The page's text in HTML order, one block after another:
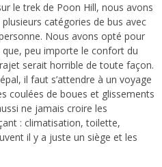
le trek de Poon Hill, nous avons
catégories de bus avec
Nous avons opté pour
que, peu importe le confort du
serait horrible de toute façon.
il faut s’attendre à un voyage
coulées de boues et glissements
ne jamais croire les
: climatisation, toilette,
il y a juste un siège et les